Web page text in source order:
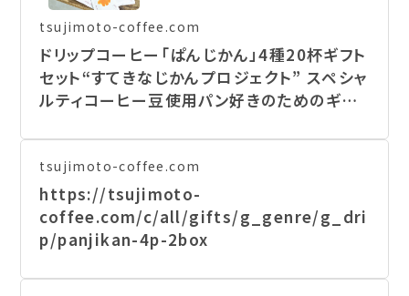
tsujimoto-coffee.com
ドリップコーヒー「ぱんじかん」4種20杯ギフト
セット“すてきなじかんプロジェクト” スペシャ
ルティコーヒー豆使用パン好きのためのギフト
tsujimoto-coffee.com
https://tsujimoto-
coffee.com/c/all/gifts/g_genre/g_dri
p/panjikan-4p-2box